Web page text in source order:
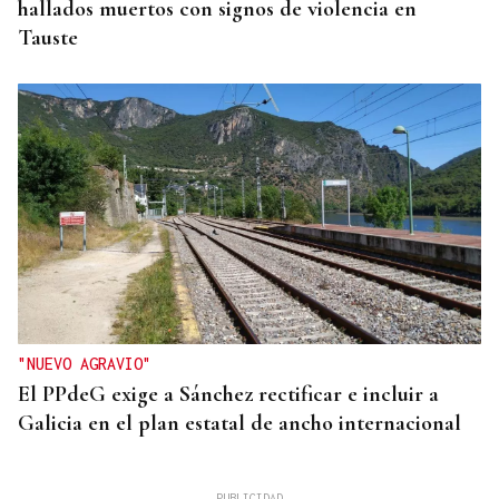
hallados muertos con signos de violencia en
Tauste
"NUEVO AGRAVIO"
El PPdeG exige a Sánchez rectificar e incluir a
Galicia en el plan estatal de ancho internacional